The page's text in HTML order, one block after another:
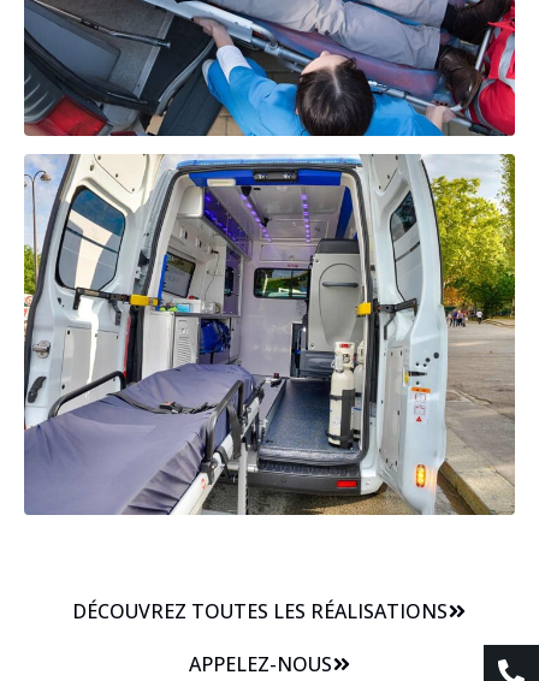
DÉCOUVREZ TOUTES LES RÉALISATIONS
APPELEZ-NOUS